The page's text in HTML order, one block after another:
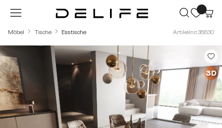
Zum Hauptinhalt springen
Möbel Tische Esstische Artikelnr.: 38830
Bildergalerie überspringen
3D